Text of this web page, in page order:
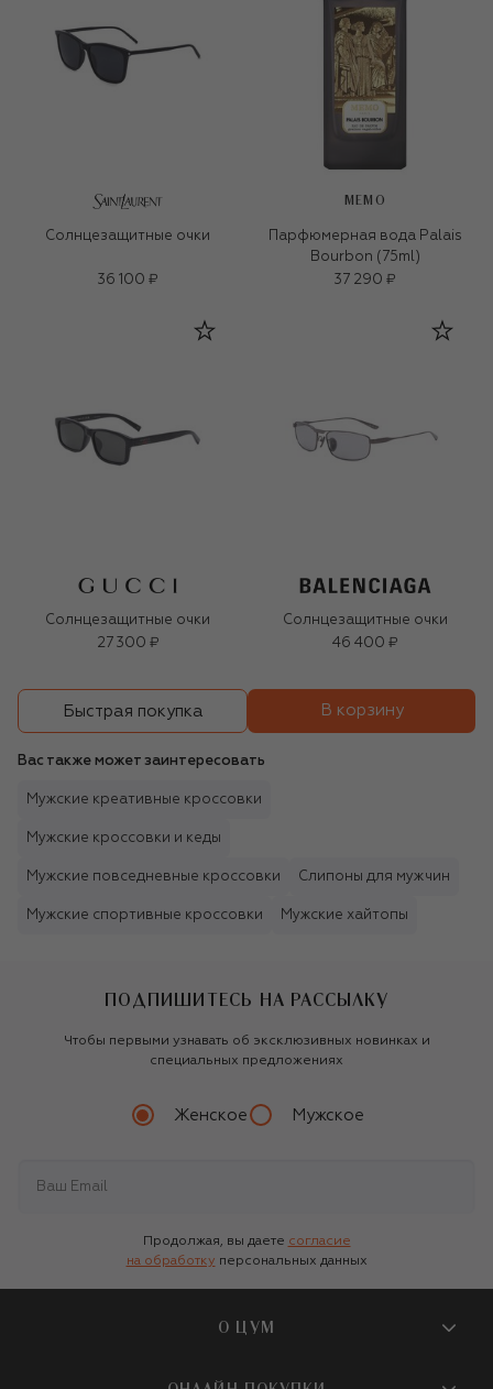
Солнцезащитные очки
36 100 ₽
MEMO
Парфюмерная вода Palais
Bourbon (75ml)
37 290 ₽
Солнцезащитные очки
27 300 ₽
Солнцезащитные очки
46 400 ₽
Быстрая покупка В корзину
Вас также может заинтересовать
Мужские креативные кроссовки
Мужские кроссовки и кеды
Мужские повседневные кроссовки Слипоны для мужчин
Мужские спортивные кроссовки Мужские хайтопы
ПОДПИШИТЕСЬ НА РАССЫЛКУ
Чтобы первыми узнавать об эксклюзивных новинках и
специальных предложениях
Женское Мужское
Продолжая, вы даете согласие
на обработку персональных данных
О ЦУМ
О магазине